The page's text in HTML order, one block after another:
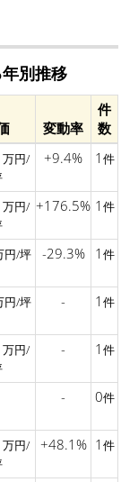
別推移
変動率
件
数
万円/
+9.4% 1 件
万円/ +176.5% 1 件
円/坪 -29.3% 1 件
円/坪 - 1 件
万円/
- 1 件
- 0件
万円/
+48.1% 1 件